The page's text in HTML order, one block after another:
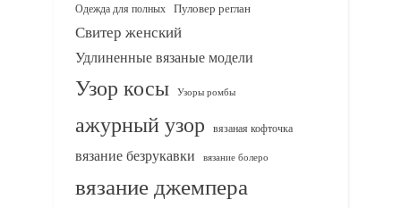
Одежда для полных Пуловер реглан
Свитер женский
Удлиненные вязаные модели
Узор косы Узоры ромбы
ажурный узор вязаная кофточка
вязание безрукавки вязание болеро
вязание джемпера